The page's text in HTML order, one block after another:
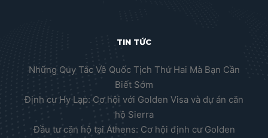
TIN TỨC
Những Quy Tắc Về Quốc Tịch Thứ Hai Mà Bạn Cần
Biết Sớm
Định cư Hy Lạp: Cơ hội với Golden Visa và dự án căn
hộ Sierra
Đầu tư căn hộ tại Athens: Cơ hội định cư Golden